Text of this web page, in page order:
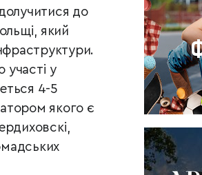
до
який
у
4-5
якого є